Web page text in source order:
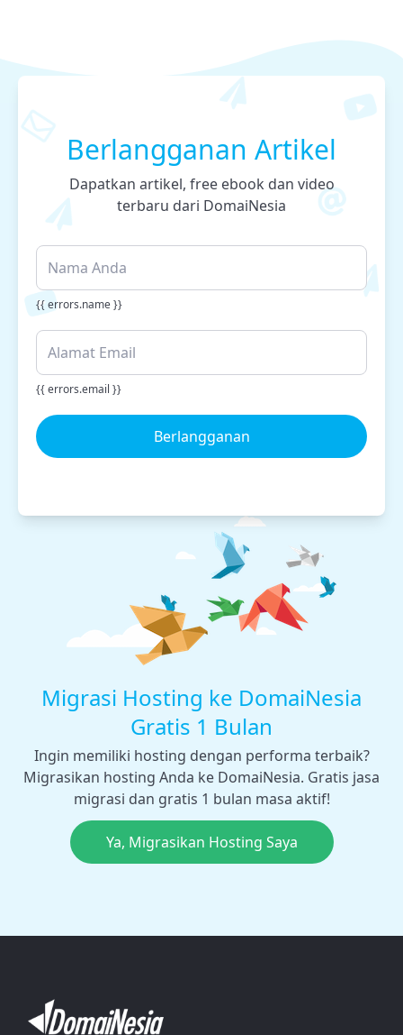
Berlangganan Artikel
Dapatkan artikel, free ebook dan video
terbaru dari DomaiNesia
{{ errors.name }}
{{ errors.email }}
Berlangganan
Migrasi Hosting ke DomaiNesia
Gratis 1 Bulan
Ingin memiliki hosting dengan performa terbaik?
Migrasikan hosting Anda ke DomaiNesia. Gratis jasa
migrasi dan gratis 1 bulan masa aktif!
Ya, Migrasikan Hosting Saya